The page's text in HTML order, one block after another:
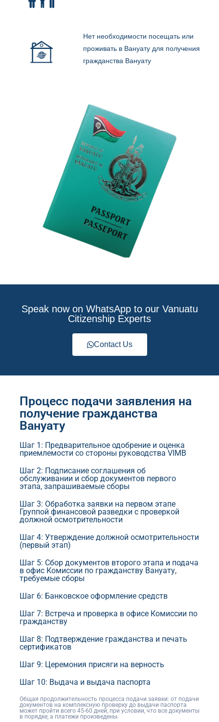
Нет необходимости посещать или
проживать в Вануату для получения
гражданства Вануату
Speak now on WhatsApp to our Vanuatu
Citizenship Experts
Contact Us
Процесс подачи заявления на
получение гражданства
Вануату
Шаг 1: Предварительное одобрение и оценка
приемлемости со стороны руководства VIMB
Шаг 2: Подписание соглашения об
обслуживании и сбор документов первого
этапа, запрашиваемые сборы
Шаг 3: Обработка заявки на первом этапе
Группой финансовой разведки с проверкой
должной осмотрительности
Шаг 4: Утверждение должной осмотрительности
(первый этап)
Шаг 5: Сбор документов второго этапа и подача
в офис Комиссии по гражданству Вануату,
требуемые сборы
Шаг 6: Банковское оформление средств
Шаг 7: Встреча и проверка в офисе Комиссии по
гражданству
Шаг 8: Подтверждение гражданства и печать
сертификатов
Шаг 9: Церемония присяги на верность
Шаг 10: Выдача и выдача паспорта
Общая продолжительность процесса подачи заявки: от подачи
документов на комплексную проверку до выдачи паспорта
может пройти всего 45-60 дней, при условии, что все документы
в порядке, а платежи произведены.